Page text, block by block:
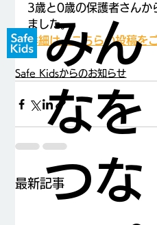
みん
なを
つな
3歳と0歳の保護者さんか
ました。
詳細は、こちらの投稿を
Safe Kidsからのお知らせ
最新記事